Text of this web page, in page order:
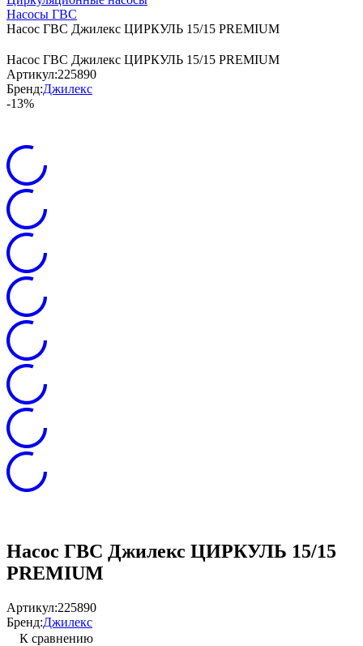
Насосы ГВС
Насос ГВС Джилекс ЦИРКУЛЬ 15/15 PREMIUM
Насос ГВС Джилекс ЦИРКУЛЬ 15/15 PREMIUM
Артикул:225890
Бренд:Джилекс
-13%
Насос ГВС Джилекс ЦИРКУЛЬ 15/15
PREMIUM
Артикул:225890
Бренд:Джилекс
К сравнению